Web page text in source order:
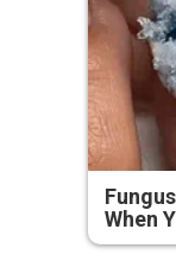
When